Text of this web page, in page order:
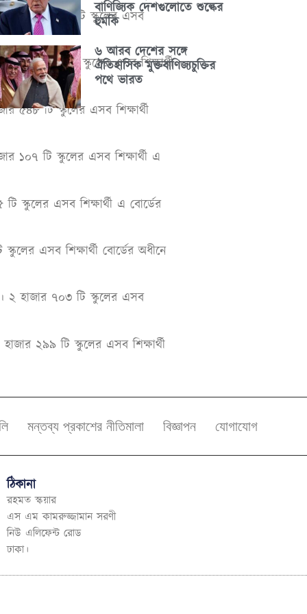
২ হাজার ৬৭৮ টি স্কুলের এসব
৭৭৬ টি স্কুলের এসব শিক্ষার্থী
৫৪৮ টি স্কুলের এসব শিক্ষার্থী
১০৭ টি স্কুলের এসব শিক্ষার্থী এ
স্কুলের এসব শিক্ষার্থী এ বোর্ডের
এসব শিক্ষার্থী বোর্ডের অধীনে
২ হাজার ৭০৩ টি স্কুলের এসব
২৯৯ টি স্কুলের এসব শিক্ষার্থী
বাণিজ্যিক দেশগুলোতে শুল্কের
হুমকি
৬ আরব দেশের সঙ্গে
ঐতিহাসিক মুক্তবাণিজ্যচুক্তির
পথে ভারত
মন্তব্য প্রকাশের নীতিমালা বিজ্ঞাপন যোগাযোগ
ঠিকানা
রহমত স্কয়ার
এস এম কামরুজ্জামান সরণী
নিউ এলিফেন্ট রোড
ঢাকা।